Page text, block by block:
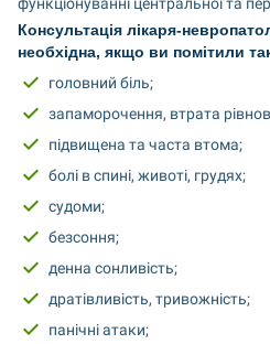
Консультація лікаря-
необхідна, якщо ви помітили
головний біль;
запаморочення, втрата
підвищена та часта втома;
болі в спині, животі, грудях;
судоми;
безсоння;
денна сонливість;
дратівливість, тривожність;
панічні атаки;